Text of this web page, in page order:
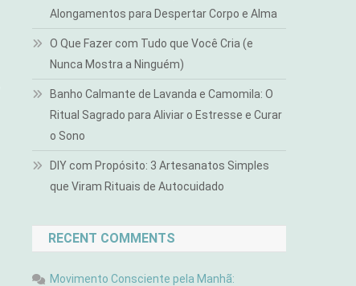
Alongamentos para Despertar Corpo e Alma
O Que Fazer com Tudo que Você Cria (e
Nunca Mostra a Ninguém)
Banho Calmante de Lavanda e Camomila: O
Ritual Sagrado para Aliviar o Estresse e Curar
o Sono
DIY com Propósito: 3 Artesanatos Simples
que Viram Rituais de Autocuidado
RECENT COMMENTS
Movimento Consciente pela Manhã: